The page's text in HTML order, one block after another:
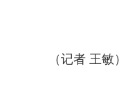
（记者 王敏）